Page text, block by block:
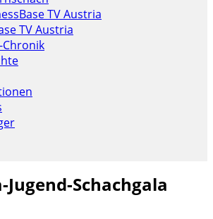
TV Austria
TV Austria
Schachgala